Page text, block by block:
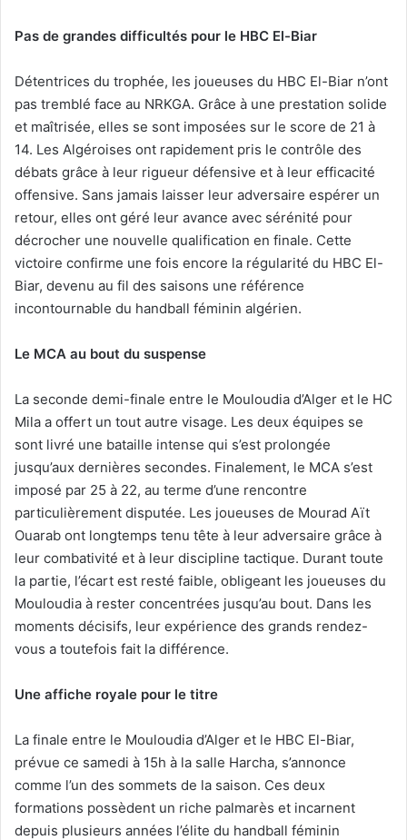
Pas de grandes difficultés pour le HBC El-Biar
Détentrices du trophée, les joueuses du HBC El-Biar n’ont
pas tremblé face au NRKGA. Grâce à une prestation solide
et maîtrisée, elles se sont imposées sur le score de 21 à
14. Les Algéroises ont rapidement pris le contrôle des
débats grâce à leur rigueur défensive et à leur efficacité
offensive. Sans jamais laisser leur adversaire espérer un
retour, elles ont géré leur avance avec sérénité pour
décrocher une nouvelle qualification en finale. Cette
victoire confirme une fois encore la régularité du HBC El-
Biar, devenu au fil des saisons une référence
incontournable du handball féminin algérien.
Le MCA au bout du suspense
La seconde demi-finale entre le Mouloudia d’Alger et le HC
Mila a offert un tout autre visage. Les deux équipes se
sont livré une bataille intense qui s’est prolongée
jusqu’aux dernières secondes. Finalement, le MCA s’est
imposé par 25 à 22, au terme d’une rencontre
particulièrement disputée. Les joueuses de Mourad Aït
Ouarab ont longtemps tenu tête à leur adversaire grâce à
leur combativité et à leur discipline tactique. Durant toute
la partie, l’écart est resté faible, obligeant les joueuses du
Mouloudia à rester concentrées jusqu’au bout. Dans les
moments décisifs, leur expérience des grands rendez-
vous a toutefois fait la différence.
Une affiche royale pour le titre
La finale entre le Mouloudia d’Alger et le HBC El-Biar,
prévue ce samedi à 15h à la salle Harcha, s’annonce
comme l’un des sommets de la saison. Ces deux
formations possèdent un riche palmarès et incarnent
depuis plusieurs années l’élite du handball féminin